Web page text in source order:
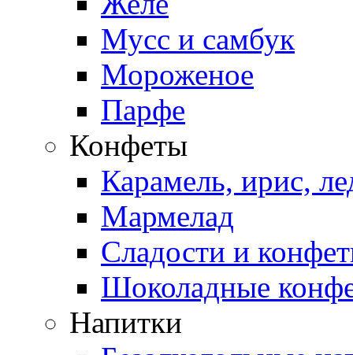
Мусс и самбук
Мороженое
Парфе
Конфеты
Карамель, ирис,
Мармелад
Сладости и
Шоколадные
Напитки